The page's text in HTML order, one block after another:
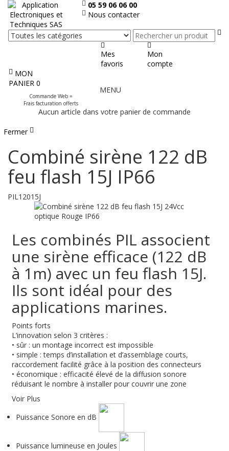
05 59 06 06 00
Nous contacter
Mes
favoris
Mon
compte
MON
PANIER 0
Commande Web =
Frais facturation offerts
le
MENU
Aucun article dans votre panier de commande
Fermer
Combiné sirène 122 dB
feu flash 15J IP66
PIL12015J
Les combinés PIL associent
une sirène efficace (122 dB
à 1m) avec un feu flash 15J.
Ils sont idéal pour des
applications marines.
Points forts
L’innovation selon 3 critères :
• sûr : un montage incorrect est impossible
• simple : temps d’installation et d’assemblage courts,
raccordement facilité grâce à la position des connecteurs
• économique : efficacité élevé de la diffusion sonore
réduisant le nombre à installer pour couvrir une zone
Voir Plus
Puissance Sonore en dB
Puissance lumineuse en Joules